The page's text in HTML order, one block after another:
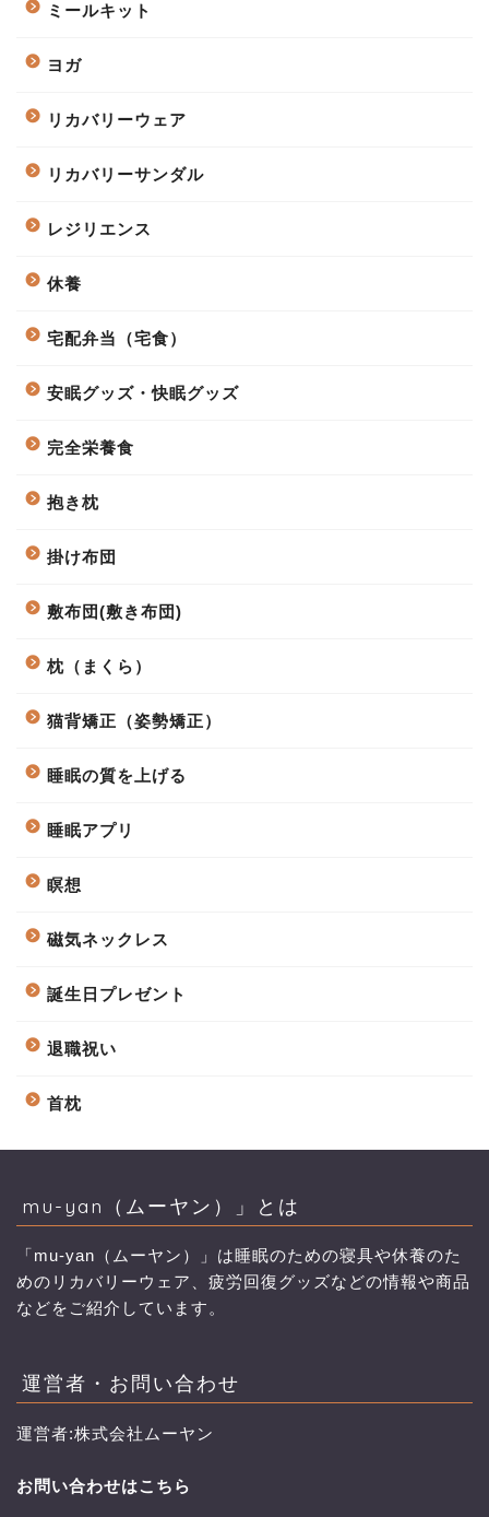
ミールキット
ヨガ
リカバリーウェア
リカバリーサンダル
レジリエンス
休養
宅配弁当（宅食）
安眠グッズ・快眠グッズ
完全栄養食
抱き枕
掛け布団
敷布団(敷き布団)
枕（まくら）
猫背矯正（姿勢矯正）
睡眠の質を上げる
睡眠アプリ
瞑想
磁気ネックレス
誕生日プレゼント
退職祝い
首枕
mu-yan（ムーヤン）」とは
「mu-yan（ムーヤン）」は睡眠のための寝具や休養のた
めのリカバリーウェア、疲労回復グッズなどの情報や商品
などをご紹介しています。
運営者・お問い合わせ
運営者:株式会社ムーヤン
お問い合わせはこちら